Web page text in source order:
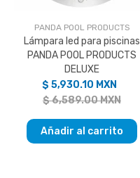
PANDA POOL PRODUCTS
Lámpara led para piscinas
PANDA POOL PRODUCTS
DELUXE
$ 5,930.10 MXN
$ 6,589.00 MXN
Añadir al carrito